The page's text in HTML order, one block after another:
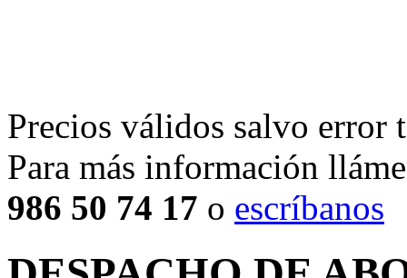
Precios válidos salvo
Para más información
986 50 74 17 o escríbanos